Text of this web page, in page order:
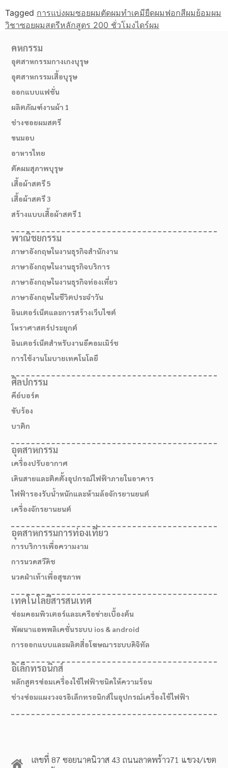
Tagged การแบ่งผมซอยผมตัดผมทำเคมียืดผมฟอกสีผมย้อมผม
วิชาซอยผมสตรีหลักสูตร 200 ชั่วโมงไดร์ผม
เลขที่ 87 ซอยนาคนิวาส 43 ถนนลาดพร้าว71 แขวง/เขต
คหกรรม
อุตสาหกรรมกางเกงบุรุษ
อุตสาหกรรมเสื้อบุรุษ
ออกแบบแฟชั่น
ผลิตภัณฑ์งานผ้า 1
ช่างซอยผมสตรี
ขนมอบ
อาหารไทย
ตัดผมสุภาพบุรุษ
เสื้อผ้าสตรี 5
เสื้อผ้าสตรี 3
สร้างแบบเสื้อผ้าสตรี 1
พาณิชยกรรม
ภาษาอังกฤษในงานธุรกิจสำนักงาน
ภาษาอังกฤษในงานธุรกิจบริการ
ภาษาอังกฤษในงานธุรกิจท่องเที่ยว
ภาษาอังกฤษในชีวิตประจำวัน
อินเตอร์เน็ตและการสร้างเว็บไซต์
โหราศาสตร์ประยุกต์
อินเตอร์เน็ตสำหรับงานอีคอมเมิร์ช
การใช้งานโมบายเทคโนโลยี
ศิลปกรรม
คีย์บอร์ด
ขับร้อง
บาติก
อุตสาหกรรม
เครื่องปรับอากาศ
เดินสายและติดตั้งอุปกรณ์ไฟฟ้าภายในอาคาร
ไฟฟ้ารองรับน้ำหนักและห้ามล้อจักรยานยนต์
เครื่องจักรยานยนต์
อุตสาหกรรมการท่องเที่ยว
การบริการเพื่อความงาม
การนวดสวีดิช
นวดฝ่าเท้าเพื่อสุขภาพ
เทคโนโลยีสารสนเทศ
ซ่อมคอมพิวเตอร์และเครือข่ายเบื้องต้น
พัฒนาแอพพลิเคชั่นระบบ ios & android
การออกแบบและผลิตสื่อโฆษณาระบบดิจิทัล
อิเล็กทรอนิกส์
หลักสูตรซ่อมเครื่องใช้ไฟฟ้าชนิดให้ความร้อน
ช่างซ่อมแผงวงจรอิเล็กทรอนิกส์ในอุปกรณ์เครื่องใช้ไฟฟ้า